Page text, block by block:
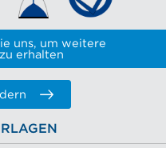
uns, um weitere
erhalten